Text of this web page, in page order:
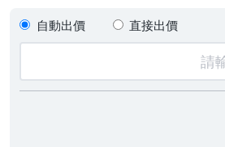
自動出價 直接出價